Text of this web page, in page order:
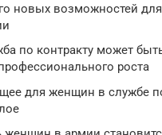
новых возможностей
по контракту может
роста
для женщин в службе